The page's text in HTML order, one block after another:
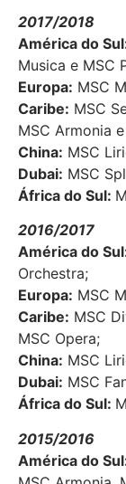
2017/2018
América do
Musica e MSC
Europa: MSC
Caribe: MSC
MSC Armonia
China: MSC
Dubai: MSC
África do Sul:
2016/2017
América do
Orchestra;
Europa: MSC
Caribe: MSC
MSC Opera;
China: MSC
Dubai: MSC
África do Sul:
2015/2016
América do